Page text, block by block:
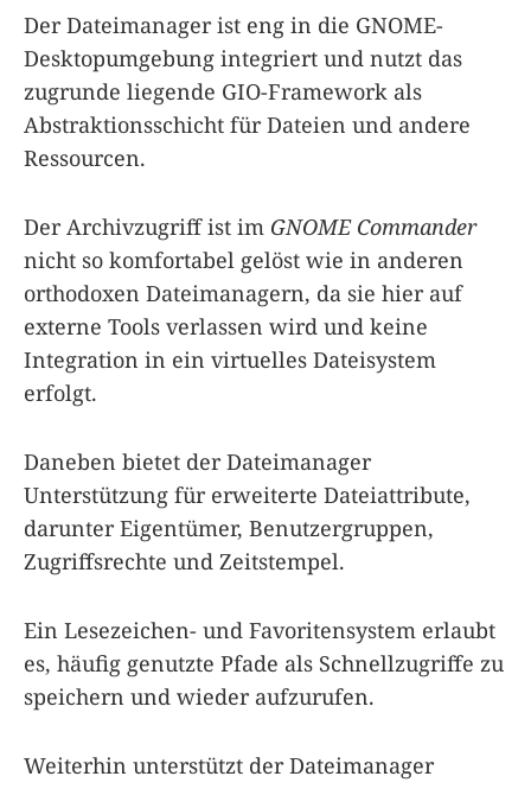
Der Dateimanager ist eng in die GNOME-
Desktopumgebung integriert und nutzt das
zugrunde liegende GIO-Framework als
Abstraktionsschicht für Dateien und andere
Ressourcen.
Der Archivzugriff ist im GNOME Commander
nicht so komfortabel gelöst wie in anderen
orthodoxen Dateimanagern, da sie hier auf
externe Tools verlassen wird und keine
Integration in ein virtuelles Dateisystem
erfolgt.
Daneben bietet der Dateimanager
Unterstützung für erweiterte Dateiattribute,
darunter Eigentümer, Benutzergruppen,
Zugriffsrechte und Zeitstempel.
Ein Lesezeichen- und Favoritensystem erlaubt
es, häufig genutzte Pfade als Schnellzugriffe zu
speichern und wieder aufzurufen.
Weiterhin unterstützt der Dateimanager